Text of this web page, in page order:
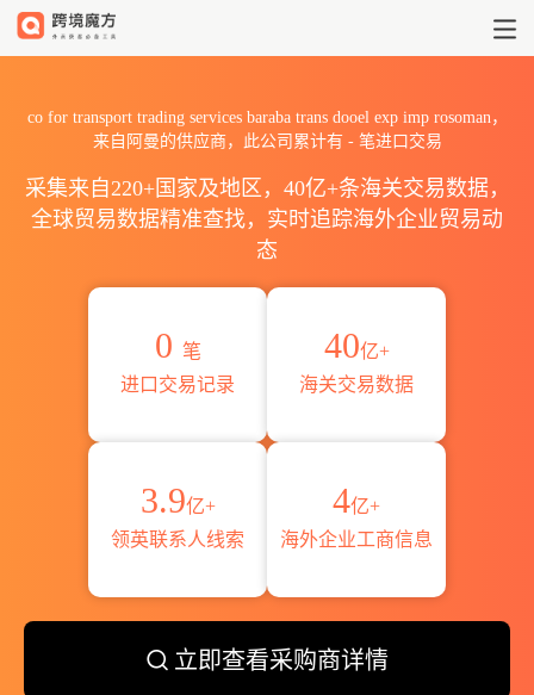
co for transport trading services baraba trans dooel exp imp rosoman，
来自阿曼的供应商，此公司累计有 -笔进口交易
采集来自220+国家及地区，40亿+条海关交易数据，
全球贸易数据精准查找，实时追踪海外企业贸易动
态
0 笔
进口交易记录
40亿+
海关交易数据
3.9亿+
领英联系人线索
4亿+
海外企业工商信息
立即查看采购商详情